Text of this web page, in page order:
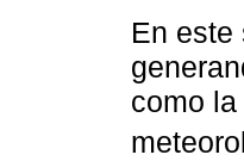
En este
como